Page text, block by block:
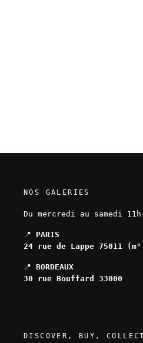
NOS GALERIES
Du mercredi au samedi
📍 PARIS
24 rue de Lappe 75011
📍 BORDEAUX
30 rue Bouffard 33000
DISCOVER, BUY,